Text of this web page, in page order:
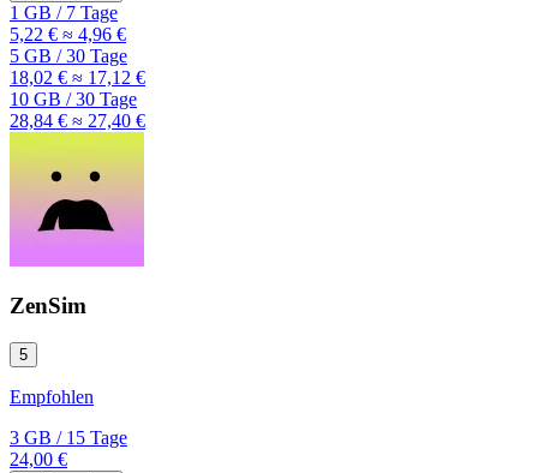
1 GB /7 Tage
5,22 € ≈ 4,96 €
5 GB /30 Tage
18,02 € ≈ 17,12 €
10 GB /30 Tage
28,84 € ≈ 27,40 €
ZenSim
5
Empfohlen
3 GB /15 Tage
24,00 €